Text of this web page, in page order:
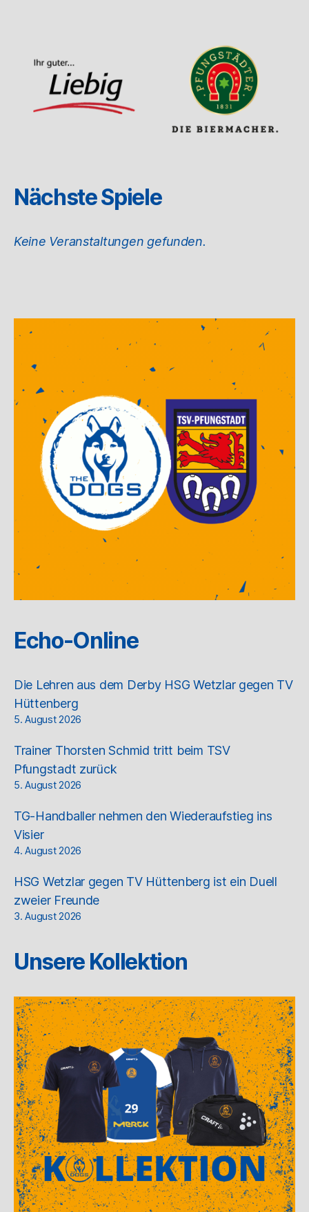
Nächste Spiele
Keine Veranstaltungen gefunden.
Echo-Online
Die Lehren aus dem Derby HSG Wetzlar gegen TV
Hüttenberg
5. August 2026
Trainer Thorsten Schmid tritt beim TSV
Pfungstadt zurück
5. August 2026
TG-Handballer nehmen den Wiederaufstieg ins
Visier
4. August 2026
HSG Wetzlar gegen TV Hüttenberg ist ein Duell
zweier Freunde
3. August 2026
Unsere Kollektion